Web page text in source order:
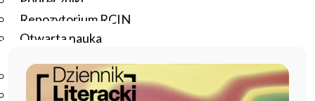
Repozytorium RCIN
Otwarta nauka
Studia podyplomowe